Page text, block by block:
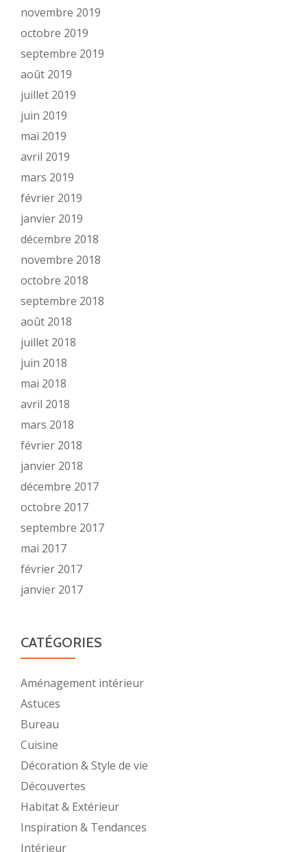
novembre 2019
octobre 2019
septembre 2019
août 2019
juillet 2019
juin 2019
mai 2019
avril 2019
mars 2019
février 2019
janvier 2019
décembre 2018
novembre 2018
octobre 2018
septembre 2018
août 2018
juillet 2018
juin 2018
mai 2018
avril 2018
mars 2018
février 2018
janvier 2018
décembre 2017
octobre 2017
septembre 2017
mai 2017
février 2017
janvier 2017
CATÉGORIES
Aménagement intérieur
Astuces
Bureau
Cuisine
Décoration & Style de vie
Découvertes
Habitat & Extérieur
Inspiration & Tendances
Intérieur